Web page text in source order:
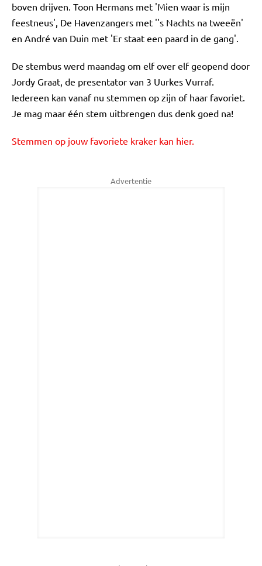
boven drijven. Toon Hermans met 'Mien waar is mijn
feestneus', De Havenzangers met ''s Nachts na tweeën'
en André van Duin met 'Er staat een paard in de gang'.
De stembus werd maandag om elf over elf geopend door
Jordy Graat, de presentator van 3 Uurkes Vurraf.
Iedereen kan vanaf nu stemmen op zijn of haar favoriet.
Je mag maar één stem uitbrengen dus denk goed na!
Stemmen op jouw favoriete kraker kan hier.
Advertentie